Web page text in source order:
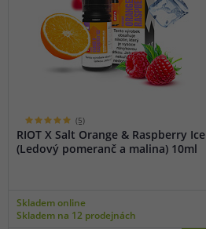
(5)
RIOT X Salt Orange & Raspberry Ice
(Ledový pomeranč a malina) 10ml
Skladem online
Skladem na 12 prodejnách